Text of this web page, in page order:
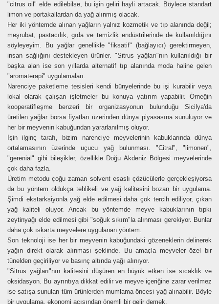
"citrus oil" elde edilebilse, bu işin geliri hayli artacak. Böylece standart
limon ve portakallardan da yağ alınmış olacak.
Her iki yöntemde alınan yağların yalnız kozmetik ve tıp alanında değil;
meşrubat, pastacılık, gıda ve temizlik endüstrilerinde de kullanıldığını
söyleyeyim. Bu yağlar genellikle "fiksatif" (bağlayıcı) gerektirmeyen,
insan sağlığını destekleyen ürünler. "Sitrus yağları"nın kullanıldığı bir
başka alan ise son yıllarda alternatif tıp alanında moda haline gelen
"aromaterapi" uygulamaları.
Narenciye paketleme tesisleri kendi bünyelerinde bu işi kurabilir veya
lokal olarak çalışan işletmeler bu konuya yatırım yapabilir. Örneğin
kooperatifleşme benzeri bir organizasyonun bulunduğu Sicilya'da
üretilen yağlar borsa fiyatları üzerinden dünya piyasasına sunuluyor ve
her bir meyvenin kabuğundan yararlanılmış oluyor.
İşin ilginç tarafı, bizim narenciye meyvelerinin kabuklarında dünya
ortalamasının üzerinde uçucu yağ bulunması. "Citral", "limonen",
"gerenial" gibi bileşikler, özellikle Doğu Akdeniz Bölgesi meyvelerinde
çok daha fazla.
Üretim metodu çoğu zaman solvent esaslı çözücülerle gerçekleşiyorsa
da bu yöntem oldukça tehlikeli ve yağ kalitesini bozan bir uygulama.
Şimdi ekstarksiyonla yağ elde edilmesi daha çok tercih ediliyor, çıkan
yağ kaliteli oluyor. Ancak bu yöntemde meyve kabuklarının tıpkı
zeytinyağı elde edilmesi gibi "soğuk sıkım"la alınması gerekiyor. Bunlar
daha çok ıskarta meyvelere uygulanan yöntem.
Son teknoloji ise her bir meyvenin kabuğundaki gözeneklerin delinerek
yağın direkt olarak alınması şeklinde. Bu amaçla meyveler özel bir
tünelden geçiriliyor ve basınç altında yağı alınıyor.
"Sitrus yağları"nın kalitesini düşüren en büyük etken ise sıcaklık ve
oksidasyon. Bu ayrıntıya dikkat edilir ve meyve içeriğine zarar verilmez
ise satışa sunulan tüm ürünlerden mumlama öncesi yağ alınabilir. Böyle
bir uygulama, ekonomi açısından önemli bir gelir demek.